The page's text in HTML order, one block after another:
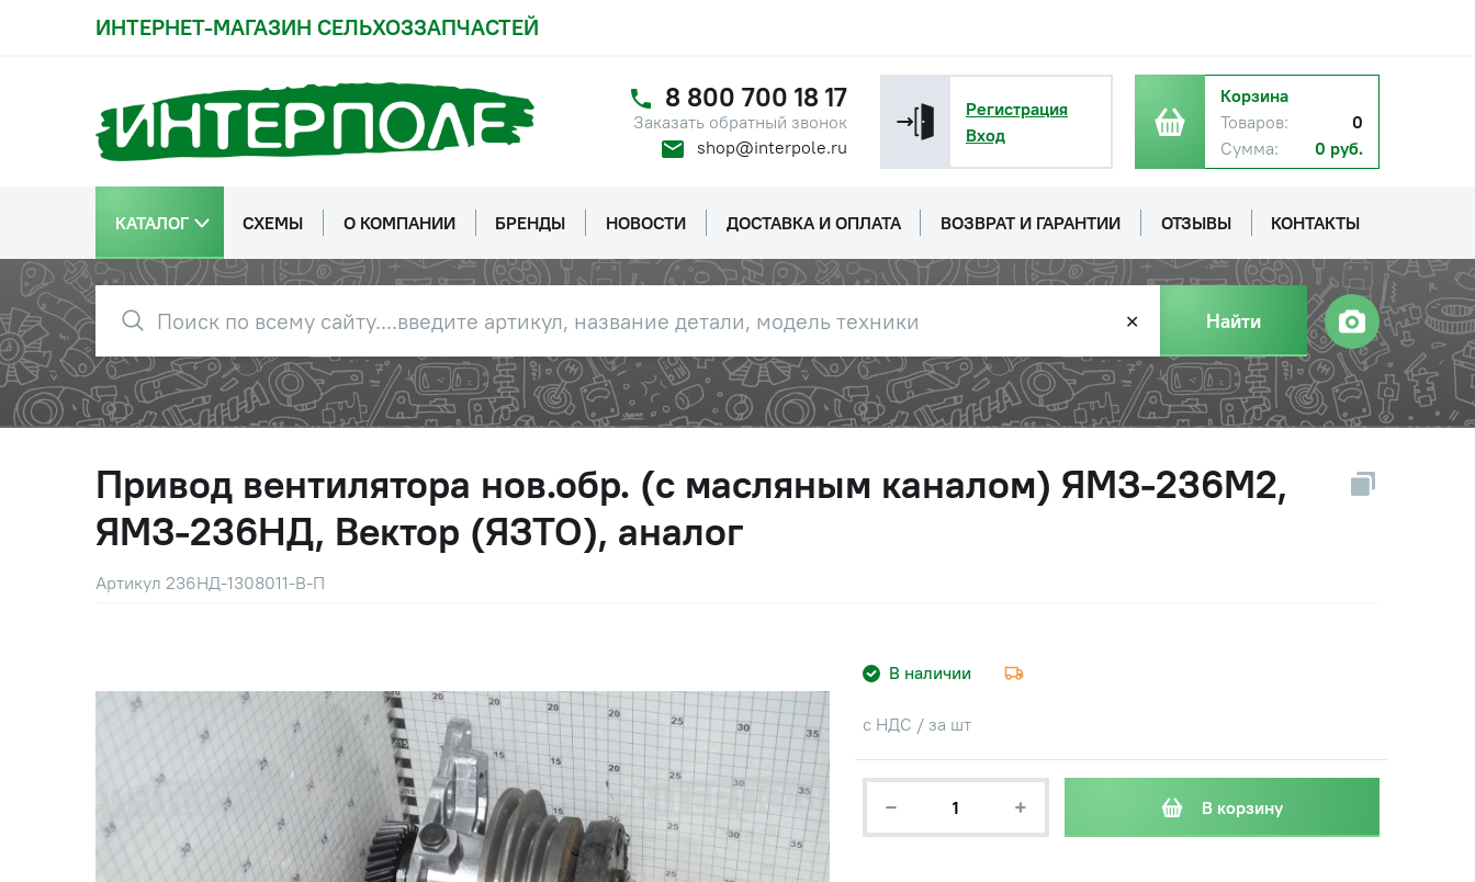
ИНТЕРНЕТ-МАГАЗИН СЕЛЬХОЗЗАПЧАСТЕЙ
8 800 700 18 17
Заказать обратный звонок
shop@interpole.ru
Регистрация
Вход
Корзина
Товаров:
0
Сумма:
0 руб.
КАТАЛОГ СХЕМЫ О КОМПАНИИ БРЕНДЫ НОВОСТИ ДОСТАВКА И ОПЛАТА ВОЗВРАТ И ГАРАНТИИ ОТЗЫВЫ КОНТАКТЫ
✕ Найти
Привод вентилятора нов.обр. (с масляным каналом) ЯМЗ-236М2,
ЯМЗ-236НД, Вектор (ЯЗТО), аналог
Артикул 236НД-1308011-В-П
В наличии
с НДС / за шт
− + В корзину